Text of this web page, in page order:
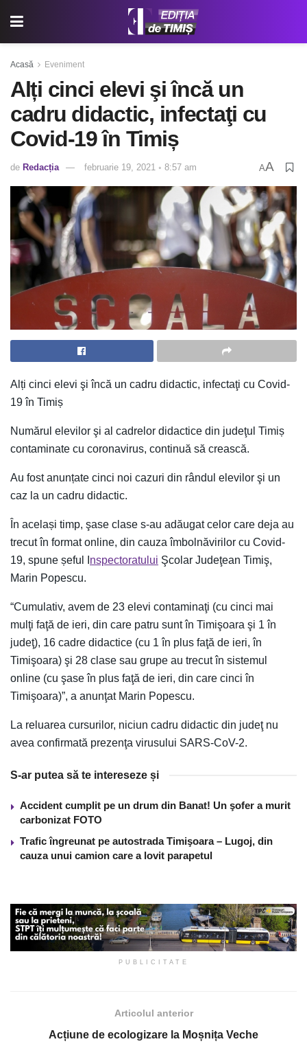
Acasă Eveniment
Alți cinci elevi şi încă un
cadru didactic, infectaţi cu
Covid-19 în Timiș
de Redacția februarie 19, 2021 ◦ 8:57 am AA
Alți cinci elevi şi încă un cadru didactic, infectaţi cu Covid-
19 în Timiș
Numărul elevilor şi al cadrelor didactice din judeţul Timiș
contaminate cu coronavirus, continuă să crească.
Au fost anunțate cinci noi cazuri din rândul elevilor şi un
caz la un cadru didactic.
În același timp, şase clase s-au adăugat celor care deja au
trecut în format online, din cauza îmbolnăvirilor cu Covid-
19, spune șeful I nspectoratului Şcolar Judeţean Timiş,
Marin Popescu.
“Cumulativ, avem de 23 elevi contaminaţi (cu cinci mai
mulţi faţă de ieri, din care patru sunt în Timişoara şi 1 în
judeţ), 16 cadre didactice (cu 1 în plus faţă de ieri, în
Timişoara) şi 28 clase sau grupe au trecut în sistemul
online (cu şase în plus faţă de ieri, din care cinci în
Timişoara)”, a anunţat Marin Popescu.
La reluarea cursurilor, niciun cadru didactic din judeţ nu
avea confirmată prezenţa virusului SARS-CoV-2.
S-ar putea să te intereseze și
Accident cumplit pe un drum din Banat! Un şofer a murit
carbonizat FOTO
Trafic îngreunat pe autostrada Timişoara – Lugoj, din
cauza unui camion care a lovit parapetul
PUBLICITATE
Articolul anterior
Acțiune de ecologizare la Moșnița Veche